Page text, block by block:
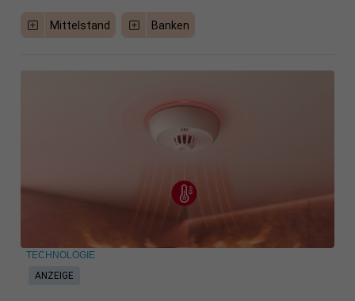
Mittelstand Banken
ANZEIGE
TECHNOLOGIE